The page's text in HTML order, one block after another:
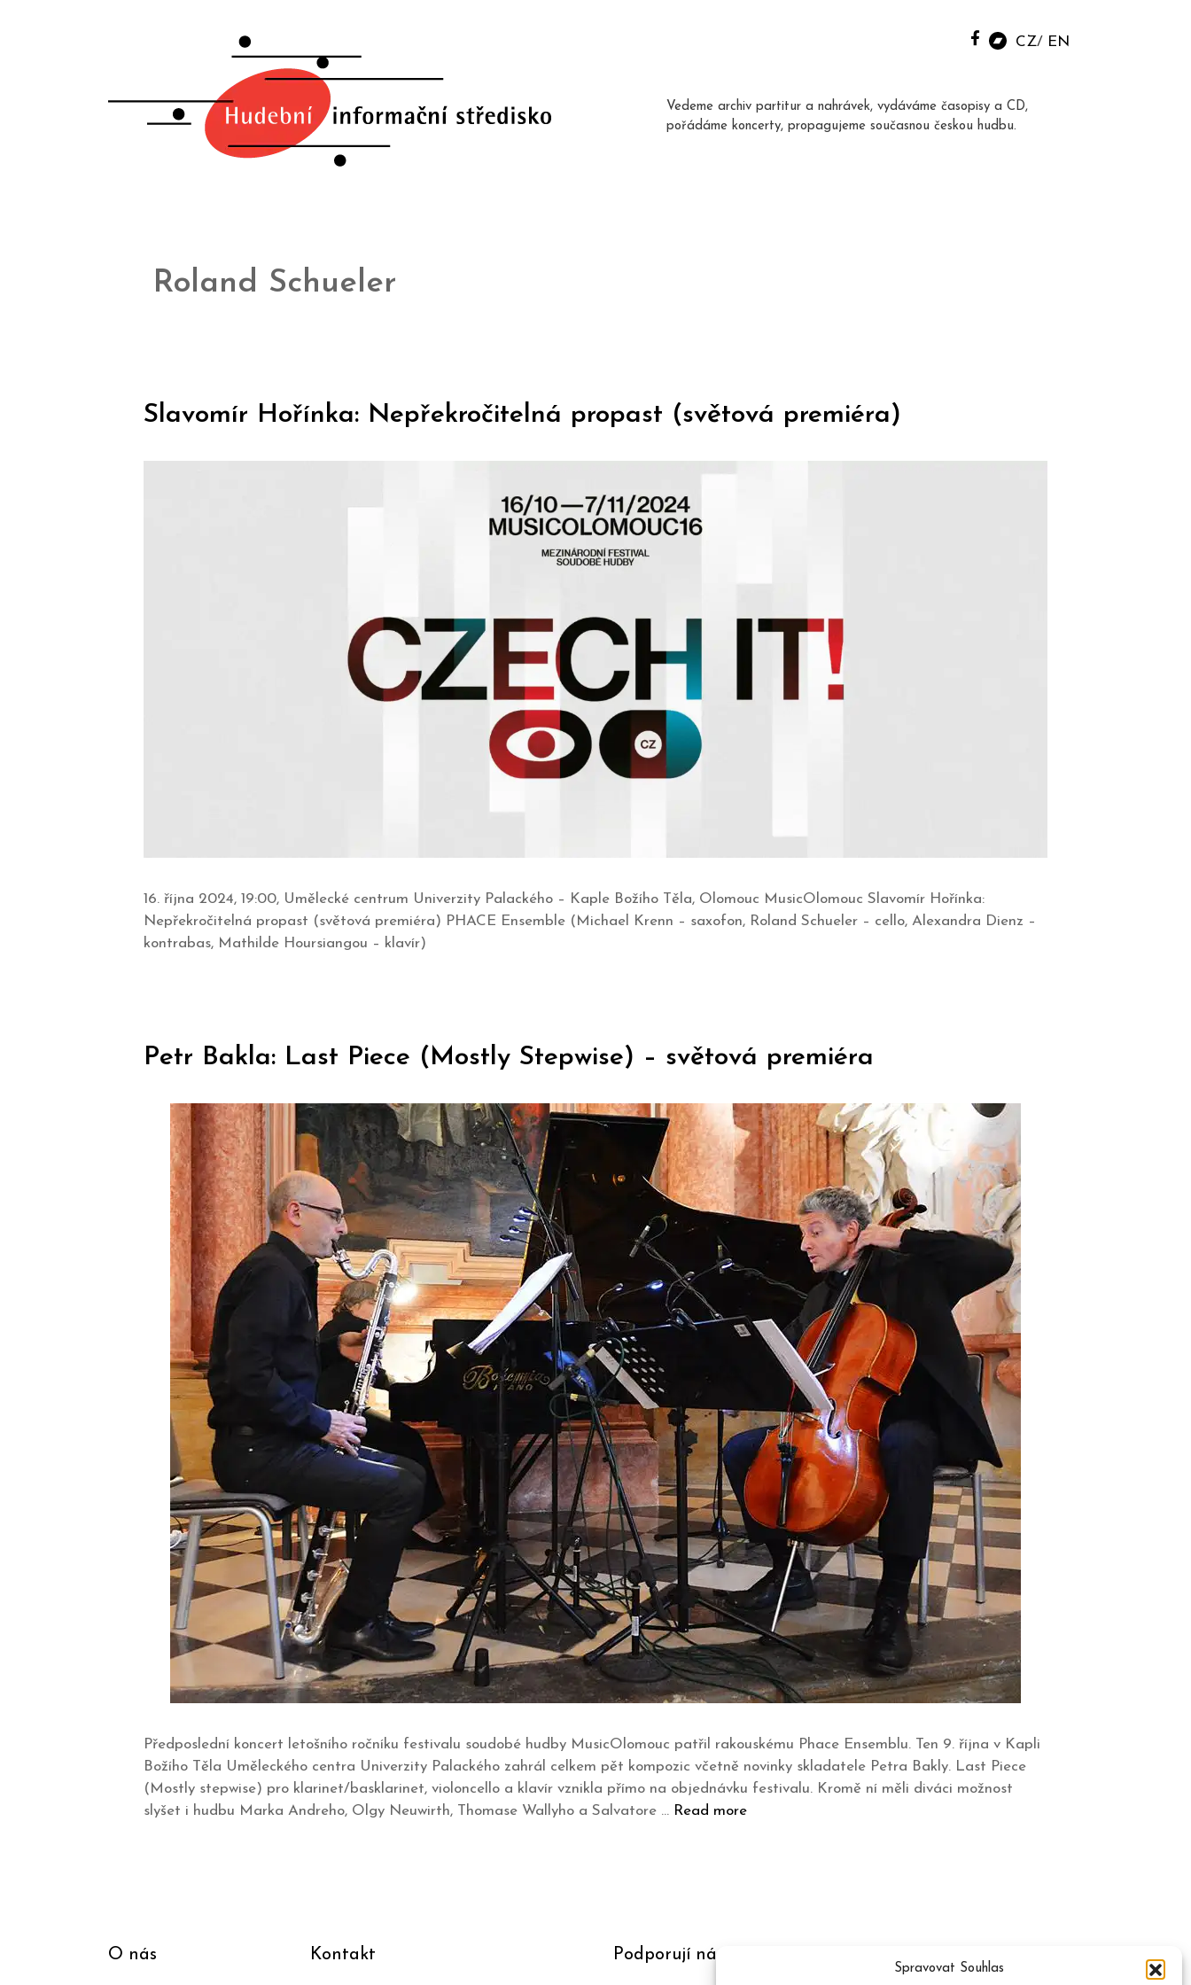
Spravovat Souhlas
CZ EN
Vedeme archiv partitur a nahrávek, vydáváme časopisy a CD,
pořádáme koncerty, propagujeme současnou českou hudbu.
Roland Schueler
Slavomír Hořínka: Nepřekročitelná propast (světová premiéra)
16. října 2024, 19:00, Umělecké centrum Univerzity Palackého – Kaple Božího Těla, Olomouc MusicOlomouc Slavomír Hořínka:
Nepřekročitelná propast (světová premiéra) PHACE Ensemble (Michael Krenn – saxofon, Roland Schueler – cello, Alexandra Dienz –
kontrabas, Mathilde Hoursiangou – klavír)
Petr Bakla: Last Piece (Mostly Stepwise) – světová premiéra
Předposlední koncert letošního ročníku festivalu soudobé hudby MusicOlomouc patřil rakouskému Phace Ensemblu. Ten 9. října v Kapli
Božího Těla Uměleckého centra Univerzity Palackého zahrál celkem pět kompozic včetně novinky skladatele Petra Bakly. Last Piece
(Mostly stepwise) pro klarinet/basklarinet, violoncello a klavír vznikla přímo na objednávku festivalu. Kromě ní měli diváci možnost
slyšet i hudbu Marka Andreho, Olgy Neuwirth, Thomase Wallyho a Salvatore … Read more
O nás Kontakt Podporují nás